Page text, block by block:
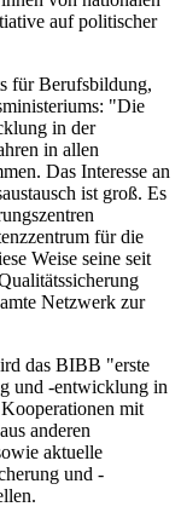
auf politischer
für Berufsbildung,
"Die
in der
in allen
Das Interesse an
ist groß. Es
für die
Weise seine seit
Netzwerk zur
das BIBB "erste
und -entwicklung in
mit
anderen
aktuelle
und -